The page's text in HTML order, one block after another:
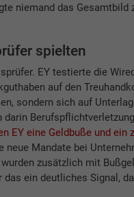
niemand das Gesamtbild
spielten
EY testierte die
auf den
sondern sich auf
EY eine Geldbuße und
neue Mandate bei
zusätzlich mit
das ein deutliches Signal,